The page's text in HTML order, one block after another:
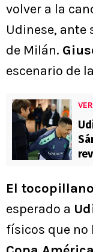
volver a la
Udinese,
de Milán.
escenario de
El tocopillano
esperado a
físicos que no